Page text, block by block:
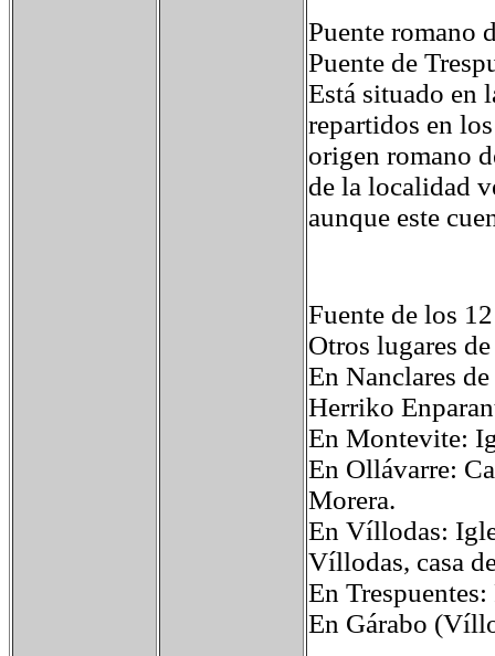
Puente romano
Puente de
Está situado en
repartidos en
origen romano
de la localidad
aunque este
Fuente de los
Otros lugares
En Nanclares
Herriko
En Montevite:
En Ollávarre:
Morera.
En Víllodas:
Víllodas, casa
En
En Gárabo